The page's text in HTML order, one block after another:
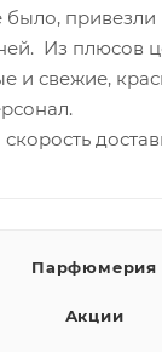
было, привезли
Из плюсов
и свежие,
Парфюмерия
Акции